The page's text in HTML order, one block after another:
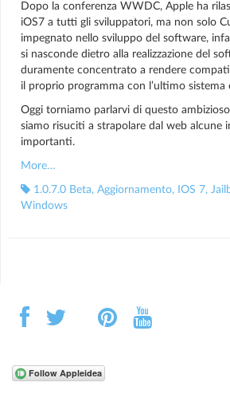
Dopo la conferenza WWDC, Apple ha
iOS7 a tutti gli sviluppatori, ma non solo
impegnato nello sviluppo del software,
si nasconde dietro alla realizzazione del
duramente concentrato a rendere
il proprio programma con l’ultimo
Oggi torniamo parlarvi di questo
siamo risuciti a strapolare dal web alcune
importanti.
More…
1.0.7.0 Beta, Aggiornamento, IOS 7,
Windows